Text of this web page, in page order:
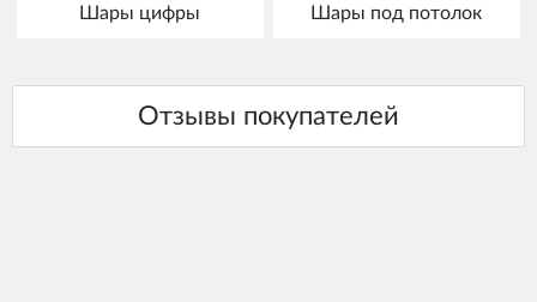
Шары цифры Шары под потолок